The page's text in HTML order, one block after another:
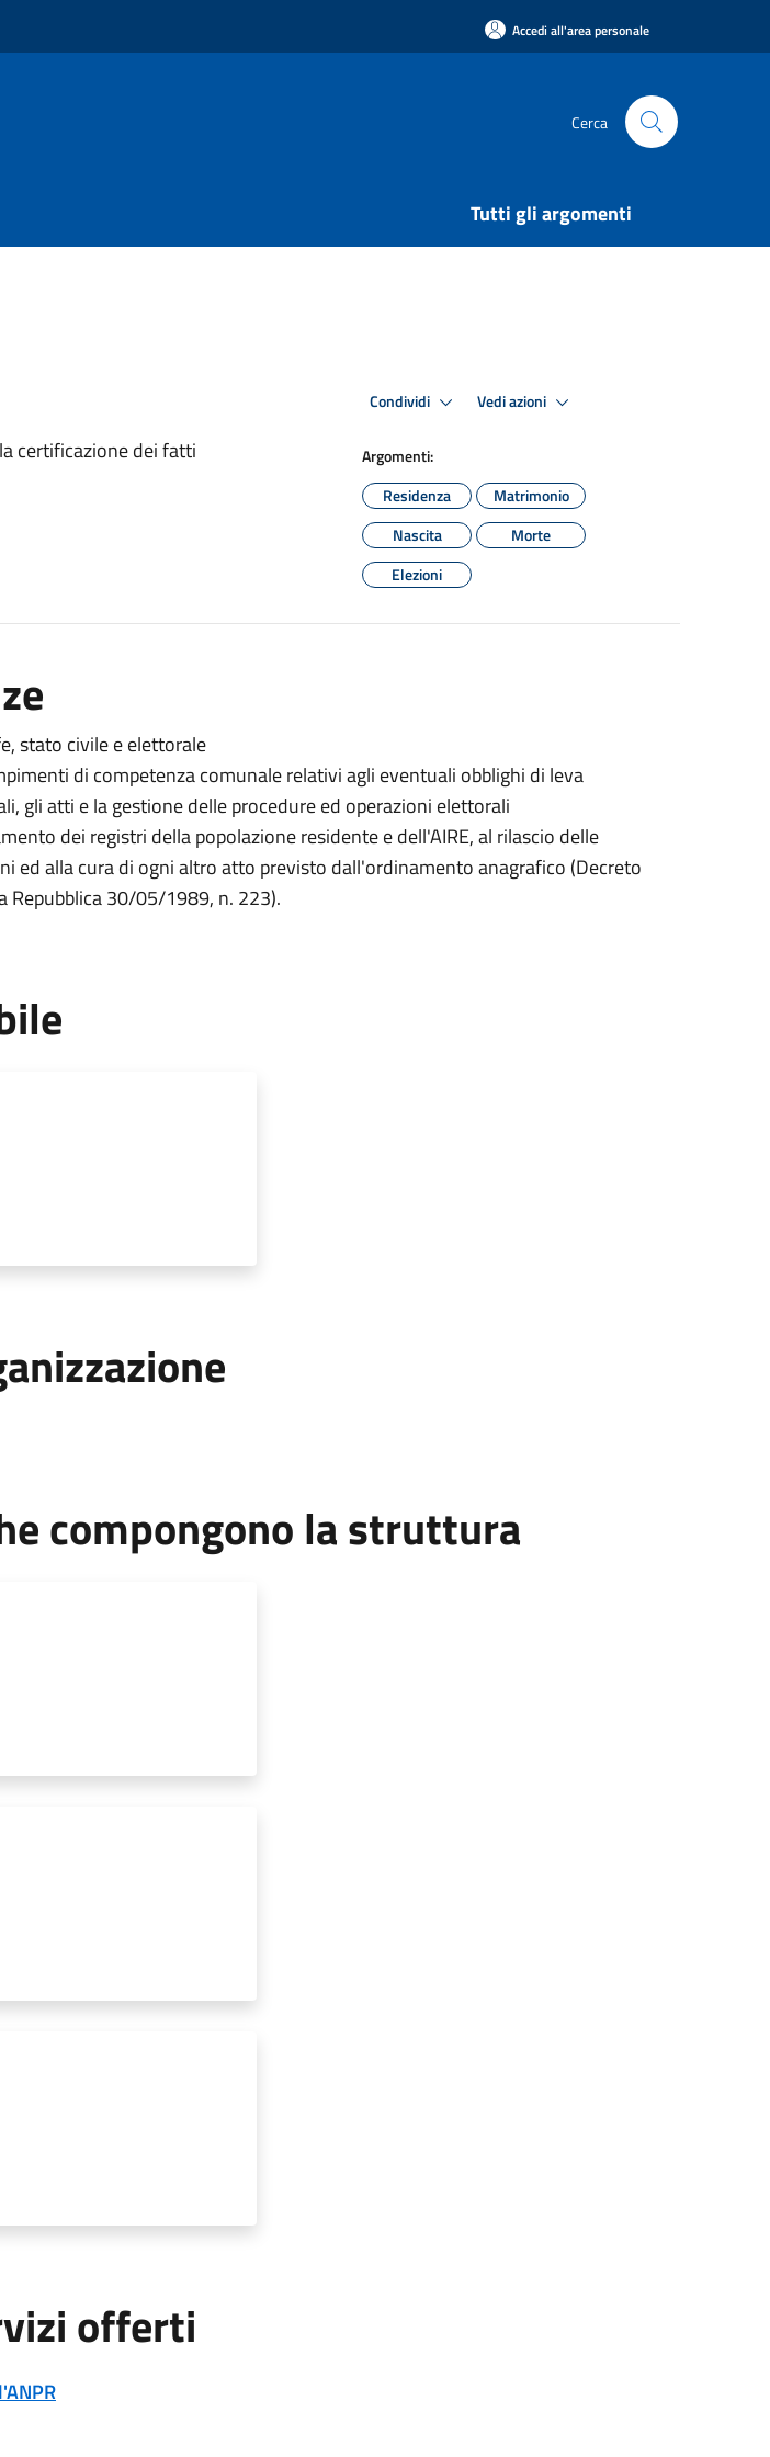
Accedi all'area personale
Cerca
Tutti gli argomenti
certificazione dei fatti
Condividi Vedi azioni
Argomenti:
Residenza
Matrimonio
Nascita
Morte
Elezioni
stato civile e elettorale
di competenza comunale relativi agli eventuali obblighi di leva
gli atti e la gestione delle procedure ed operazioni elettorali
dei registri della popolazione residente e dell'AIRE, al rilascio delle
ed alla cura di ogni altro atto previsto dall'ordinamento anagrafico (Decreto
Repubblica 30/05/1989, n. 223).
compongono la struttura
offerti